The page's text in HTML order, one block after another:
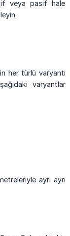
veya pasif hale
her türlü varyantı
varyantlar
ayrı ayrı